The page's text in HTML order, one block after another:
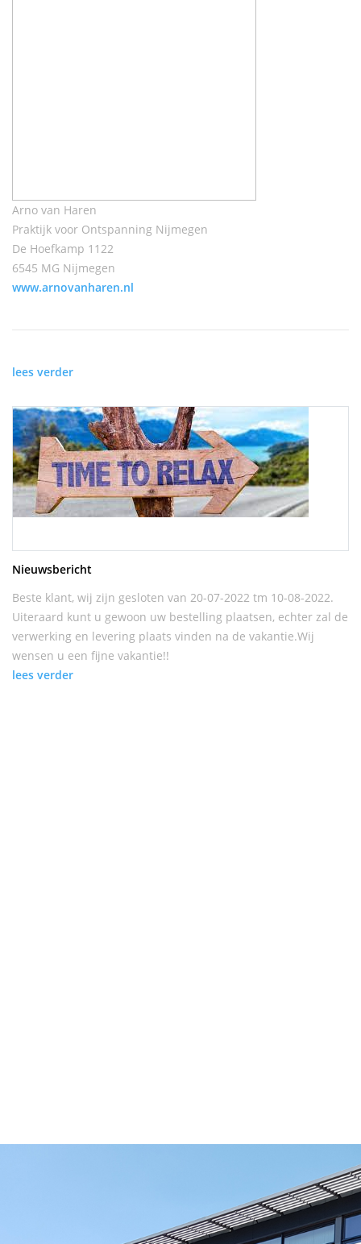
Arno van Haren
Praktijk voor Ontspanning Nijmegen
De Hoefkamp 1122
6545 MG Nijmegen
www.arnovanharen.nl
lees verder
Nieuwsbericht
Beste klant, wij zijn gesloten van 20-07-2022 tm 10-08-2022.
Uiteraard kunt u gewoon uw bestelling plaatsen, echter zal de
verwerking en levering plaats vinden na de vakantie.Wij
wensen u een fijne vakantie!!
lees verder